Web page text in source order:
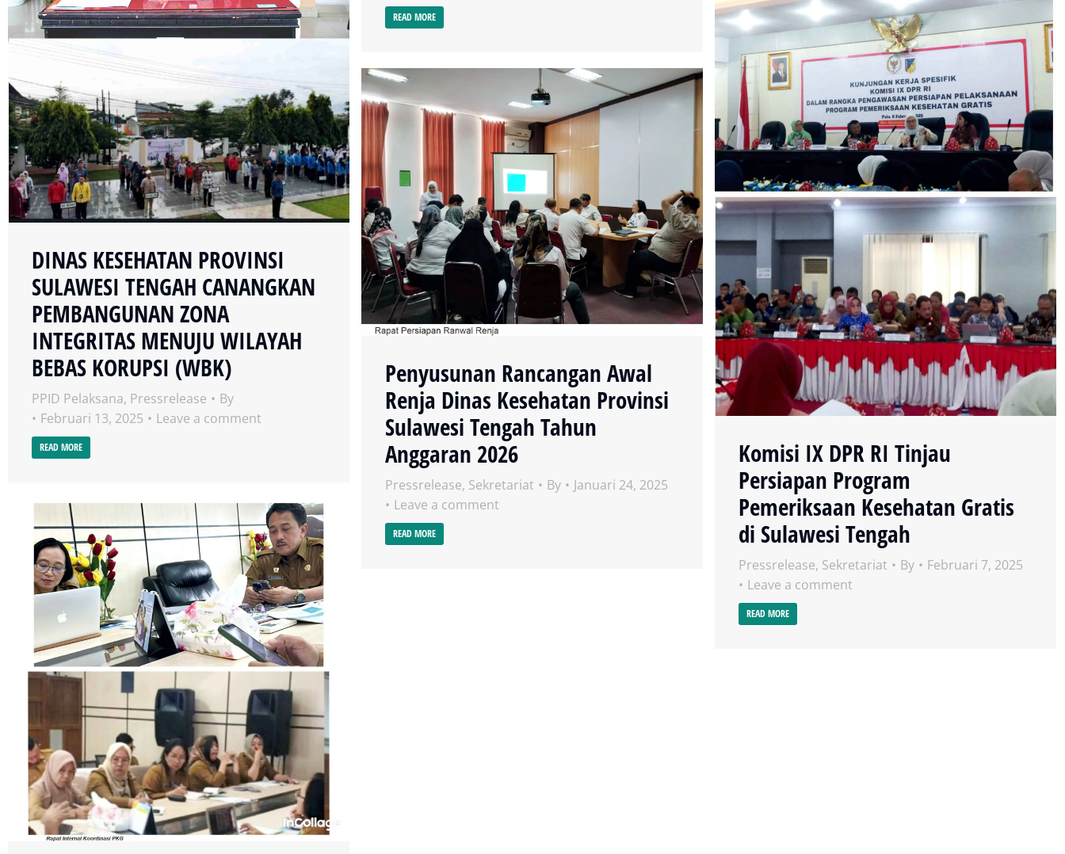
READ MORE
DINAS KESEHATAN PROVINSI
SULAWESI TENGAH CANANGKAN
PEMBANGUNAN ZONA
INTEGRITAS MENUJU WILAYAH
BEBAS KORUPSI (WBK)
PPID Pelaksana, Pressrelease
By
Februari 13, 2025
Leave a comment
READ MORE
Komisi IX DPR RI Tinjau
Persiapan Program
Pemeriksaan Kesehatan Gratis
di Sulawesi Tengah
Pressrelease, Sekretariat By
Februari 7, 2025
Leave a comment
READ MORE
Penyusunan Rancangan Awal
Renja Dinas Kesehatan Provinsi
Sulawesi Tengah Tahun
Anggaran 2026
Pressrelease, Sekretariat By
Januari 24, 2025
Leave a comment
READ MORE